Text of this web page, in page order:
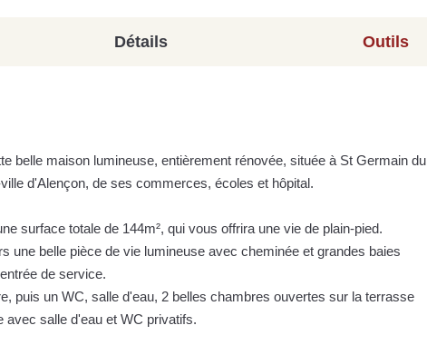
Détails Outils
belle maison lumineuse, entièrement rénovée, située à St Germain du
d'Alençon, de ses commerces, écoles et hôpital.
surface totale de 144m², qui vous offrira une vie de plain-pied.
une belle pièce de vie lumineuse avec cheminée et grandes baies
de service.
puis un WC, salle d'eau, 2 belles chambres ouvertes sur la terrasse
avec salle d'eau et WC privatifs.